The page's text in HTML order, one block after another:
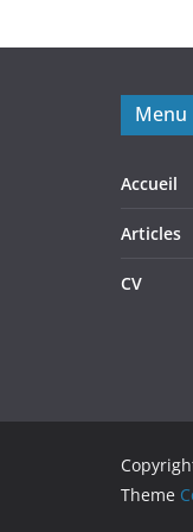
Menu
Accueil
Articles
CV
Theme